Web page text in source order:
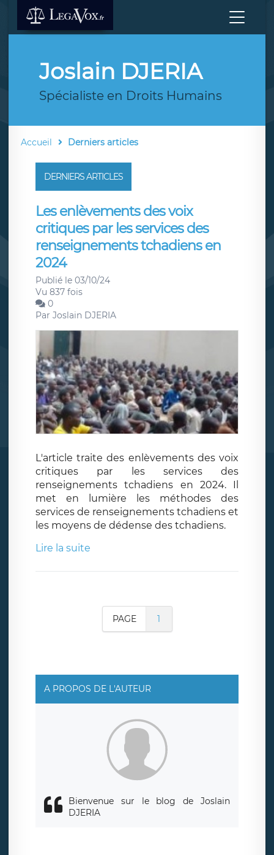
Joslain DJERIA
Spécialiste en Droits Humains
Accueil Derniers articles
DERNIERS ARTICLES
Les enlèvements des voix
critiques par les services des
renseignements tchadiens en
2024
Publié le 03/10/24
Vu 837 fois
0
Par Joslain DJERIA
L'article traite des enlèvements des voix
critiques par les services des
renseignements tchadiens en 2024. Il
met en lumière les méthodes des
services de renseignements tchadiens et
les moyens de dédense des tchadiens.
Lire la suite
PAGE 1
A PROPOS DE L'AUTEUR
Bienvenue sur le blog de Joslain
DJERIA